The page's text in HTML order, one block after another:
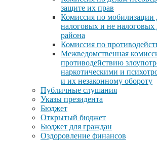
защите их прав
Комиссия по мобилизации
налоговых и не
района
Комиссия по
Межведомственная
противодействию
наркотическими и
и их незаконному обороту
Публичные слушания
Указы президента
Бюджет
Открытый бюджет
Бюджет для граждан
Оздоровление финансов